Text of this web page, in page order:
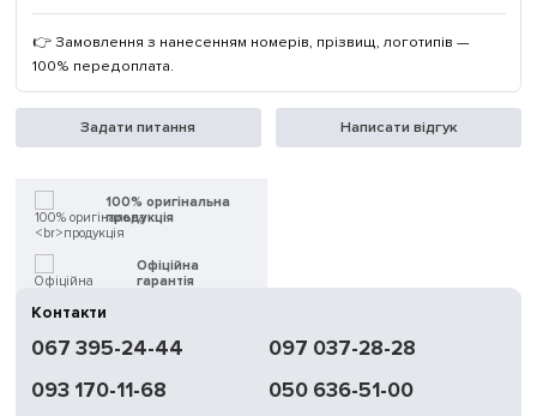
👉 Замовлення з нанесенням номерів, прізвищ, логотипів —
100% передоплата.
Задати питання Написати відгук
100% оригінальна
продукція
Офіційна
гарантія
доставка
Обмін | Повернення
Контакти
067 395-24-44
097 037-28-28
093 170-11-68
050 636-51-00